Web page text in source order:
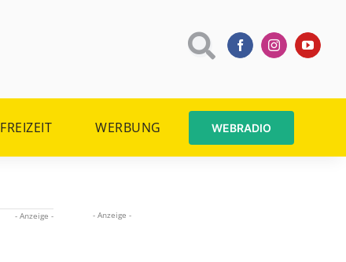
FREIZEIT WERBUNG WEBRADIO
- Anzeige -
- Anzeige -